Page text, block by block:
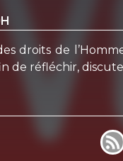
droits de
de réfléchir,